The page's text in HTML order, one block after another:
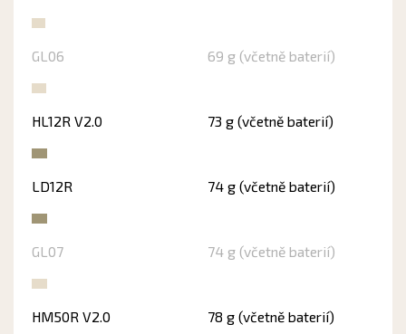
GL06 69 g (včetně baterií)
HL12R V2.0 73 g (včetně baterií)
LD12R 74 g (včetně baterií)
GL07 74 g (včetně baterií)
HM50R V2.0 78 g (včetně baterií)